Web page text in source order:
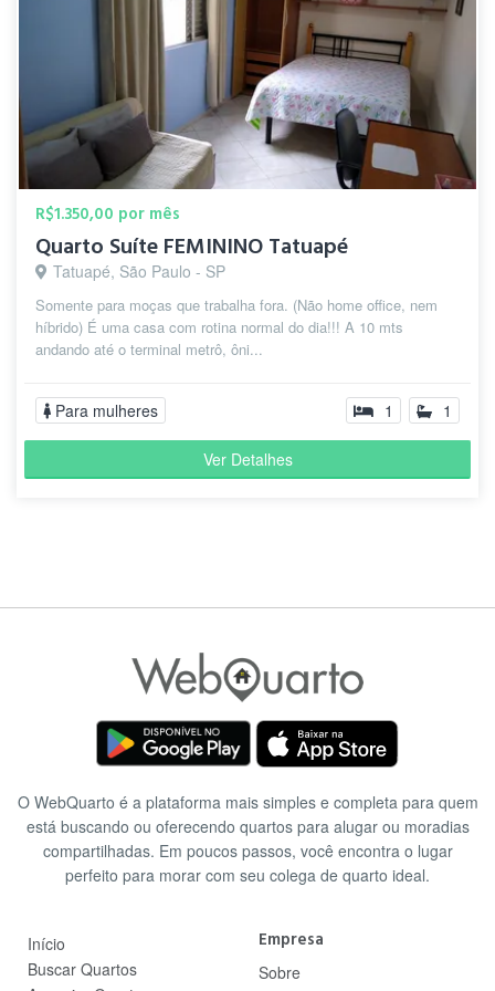
R$1.350,00 por mês
Quarto Suíte FEMININO Tatuapé
Tatuapé, São Paulo - SP
Somente para moças que trabalha fora. (Não home office, nem
híbrido) É uma casa com rotina normal do dia!!! A 10 mts
andando até o terminal metrô, ôni...
Para mulheres 1 1
Ver Detalhes
O WebQuarto é a plataforma mais simples e completa para quem
está buscando ou oferecendo quartos para alugar ou moradias
compartilhadas. Em poucos passos, você encontra o lugar
perfeito para morar com seu colega de quarto ideal.
Início
Buscar Quartos
Empresa
Sobre